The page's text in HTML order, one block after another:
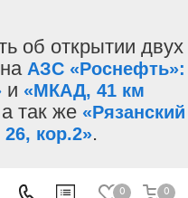
об открытии двух
АЗС «Роснефть»:
и «МКАД, 41 км
так же «Рязанский
кор.2».
0 0